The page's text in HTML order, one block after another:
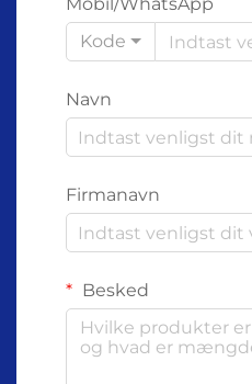
Kode
Navn
Firmanavn
Besked